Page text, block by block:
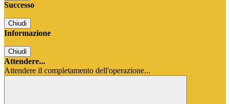
Successo
Chiudi
Informazione
Chiudi
Attendere...
Attendere il completamento dell'operazione...